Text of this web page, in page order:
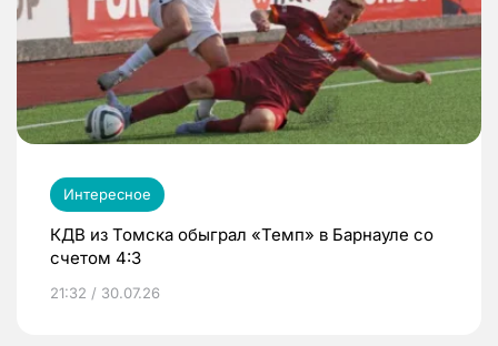
Интересное
КДВ из Томска обыграл «Темп» в Барнауле со
счетом 4:3
21:32 / 30.07.26